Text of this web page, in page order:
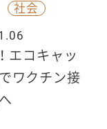
社会
エコキャッ
ワクチン接